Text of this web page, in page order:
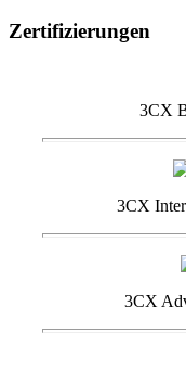
Zertifizierungen
3CX
3CX
3CX